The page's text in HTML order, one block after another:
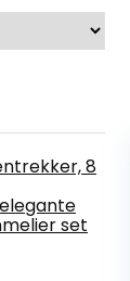
8
set